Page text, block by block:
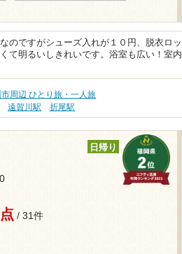
のですがシューズ入れが１０円、脱衣ロッ
て明るいしきれいです。浴室も広い！室内
周辺 ひとり旅・一人旅
遠賀川駅 折尾駅
日帰り
/ 31件